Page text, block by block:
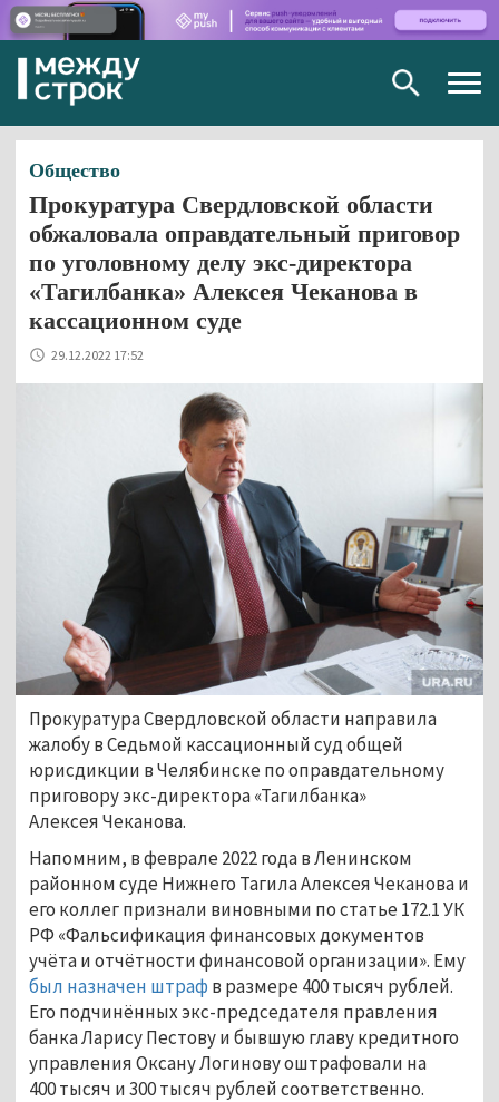
Общество
Прокуратура Свердловской области
обжаловала оправдательный приговор
по уголовному делу экс-директора
«Тагилбанка» Алексея Чеканова в
кассационном суде
29.12.2022 17:52
Прокуратура Свердловской области направила
жалобу в Седьмой кассационный суд общей
юрисдикции в Челябинске по оправдательному
приговору экс-директора «Тагилбанка»
Алексея Чеканова.
Напомним, в феврале 2022 года в Ленинском
районном суде Нижнего Тагила Алексея Чеканова и
его коллег признали виновными по статье 172.1 УК
РФ «Фальсификация финансовых документов
учёта и отчётности финансовой организации». Ему
был назначен штраф в размере 400 тысяч рублей.
Его подчинённых экс-председателя правления
банка Ларису Пестову и бывшую главу кредитного
управления Оксану Логинову оштрафовали на
400 тысяч и 300 тысяч рублей соответственно.